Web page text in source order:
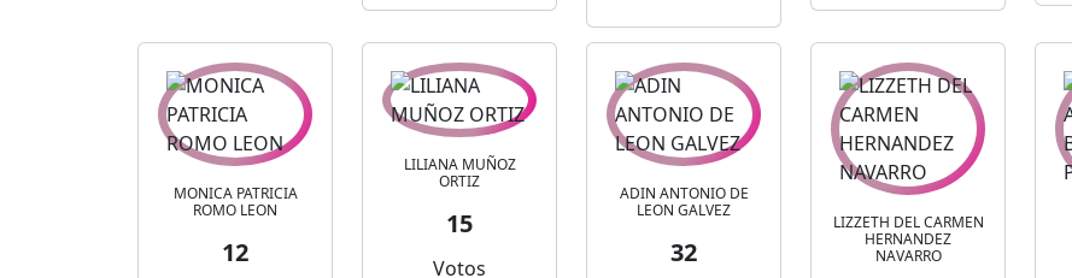
MONICA PATRICIA
ROMO LEON
12
LILIANA MUÑOZ
ORTIZ
15
Votos
ADIN ANTONIO DE
LEON GALVEZ
32
LIZZETH DEL CARMEN
HERNANDEZ
NAVARRO